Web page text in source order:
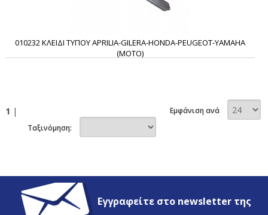
010232 ΚΛΕΙΔΙ ΤΥΠΟΥ APRILIA-GILERA-HONDA-PEUGEOT-YAMAHA
(MOTO)
1 |
Εμφάνιση ανά
Ταξινόμηση:
Εγγραφείτε στο newsletter της